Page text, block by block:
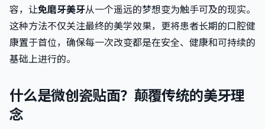
容，让免磨牙美牙从一个遥远的梦想变为触手可及的现实。
这种方法不仅关注最终的美学效果，更将患者长期的口腔健
康置于首位，确保每一次改变都是在安全、健康和可持续的
基础上进行的。
什么是微创瓷贴面？颠覆传统的美牙理
念